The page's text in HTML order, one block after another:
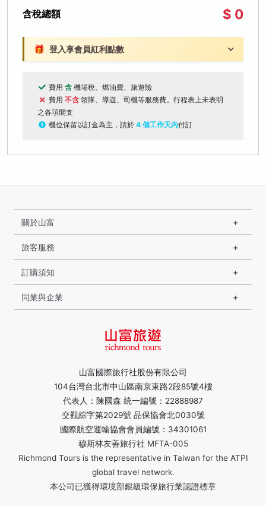
含稅總額 $ 0
🎁 登入享會員紅利點數
費用 含 機場稅、燃油費、旅遊險
費用 不含 領隊、導遊、司機等服務費。行程表上未表明
之各項開支
機位保留以訂金為主，請於 4 個工作天內付訂
山富國際旅行社股份有限公司
104台灣台北市中山區南京東路2段85號4樓
代表人：陳國森 統一編號：22888987
交觀綜字第2029號 品保協會北0030號
國際航空運輸協會會員編號：34301061
穆斯林友善旅行社 MFTA-005
Richmond Tours is the representative in Taiwan for the ATPI
global travel network.
本公司已獲得環境部銀級環保旅行業認證標章
關於山富
旅客服務
訂購須知
同業與企業